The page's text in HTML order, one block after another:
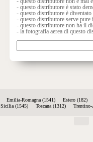
- questo distributore è stato
- questo distributore è diventato
- questo distributore serve pure
- questo distributore non ha il
- la fotografia aerea di questo
Emilia-Romagna (1541) Estero (182)
Sicilia (1545) Toscana (1312)